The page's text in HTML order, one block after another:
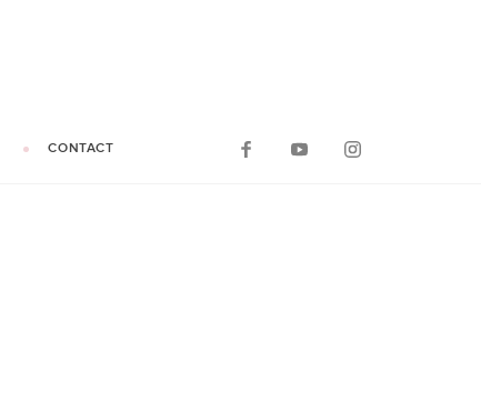
CONTACT